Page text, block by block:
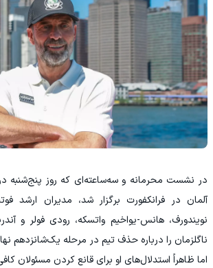
در نشست محرمانه و سه‌ساعته‌ای که روز پنج‌شنبه
آلمان در فرانکفورت برگزار شد، مدیران ارشد
نویندورف، هانس-یواخیم واتسکه، رودی فولر و
ناگلزمان را درباره حذف تیم در مرحله یک‌شانزدهم
اما ظاهراً استدلال‌های او برای قانع کردن مسئولان